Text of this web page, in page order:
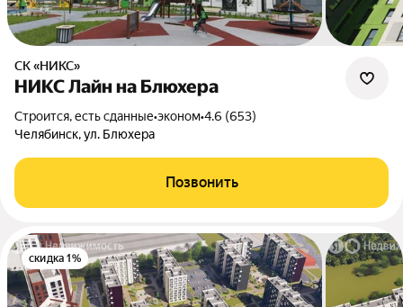
СК «НИКС»
НИКС Лайн на Блюхера
Строится, есть сданные•эконом•4.6 (653)
Челябинск, ул. Блюхера
Позвонить
скидка 1%